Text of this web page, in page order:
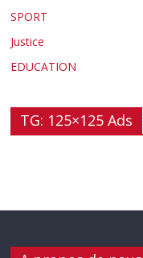
SPORT
Justice
EDUCATION
TG: 125×125 Ads